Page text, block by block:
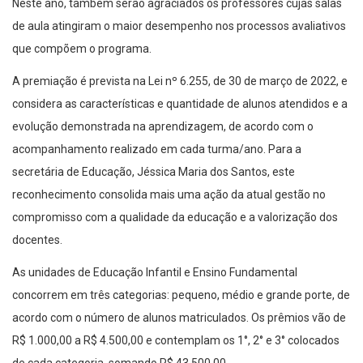
Neste ano, também serão agraciados os professores cujas salas
de aula atingiram o maior desempenho nos processos avaliativos
que compõem o programa.
A premiação é prevista na Lei nº 6.255, de 30 de março de 2022, e
considera as características e quantidade de alunos atendidos e a
evolução demonstrada na aprendizagem, de acordo com o
acompanhamento realizado em cada turma/ano. Para a
secretária de Educação, Jéssica Maria dos Santos, este
reconhecimento consolida mais uma ação da atual gestão no
compromisso com a qualidade da educação e a valorização dos
docentes.
As unidades de Educação Infantil e Ensino Fundamental
concorrem em três categorias: pequeno, médio e grande porte, de
acordo com o número de alunos matriculados. Os prêmios vão de
R$ 1.000,00 a R$ 4.500,00 e contemplam os 1°, 2° e 3° colocados